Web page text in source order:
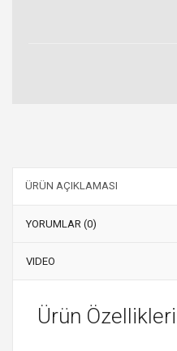
ÜRÜN AÇIKLAMASI
YORUMLAR (0)
VIDEO
Ürün Özellikleri